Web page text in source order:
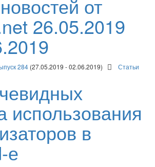
от
26.05.2019
284 (27.05.2019 - 02.06.2019) Статьи
использования
в
е